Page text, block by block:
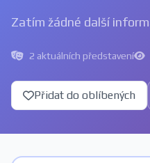
Zatím žádné další
2 aktuálních představení
Přidat do oblíbených